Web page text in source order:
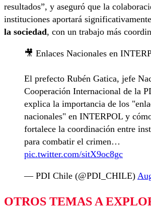
resultados”, y aseguró que la
instituciones aportará
la sociedad, con un trabajo más
🎥 Enlaces Nacionales en
El prefecto Rubén Gatica, jefe
Cooperación Internacional de la
explica la importancia de los
nacionales" en INTERPOL y
fortalece la coordinación entre
para combatir el crimen…
pic.twitter.com/sitX9oc8gc
— PDI Chile (@PDI_CHILE)
OTROS TEMAS A